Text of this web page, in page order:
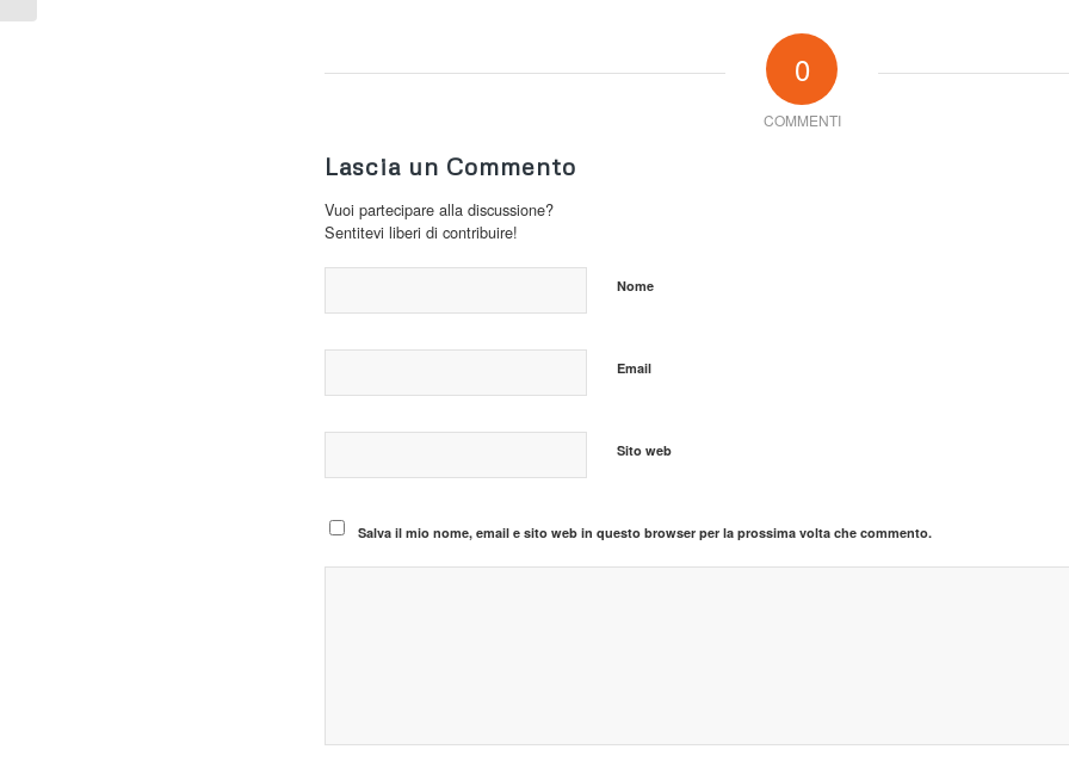
0
COMMENTI
Lascia un Commento
Vuoi partecipare alla discussione?
Sentitevi liberi di contribuire!
Nome
Email
Sito web
Salva il mio nome, email e sito web in questo browser per la prossima volta che commento.